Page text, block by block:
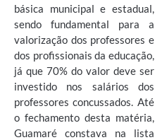
básica municipal e estadual,
sendo fundamental para a
valorização dos professores e
dos profissionais da educação,
já que 70% do valor deve ser
investido nos salários dos
professores concussados. Até
o fechamento desta matéria,
Guamaré constava na lista